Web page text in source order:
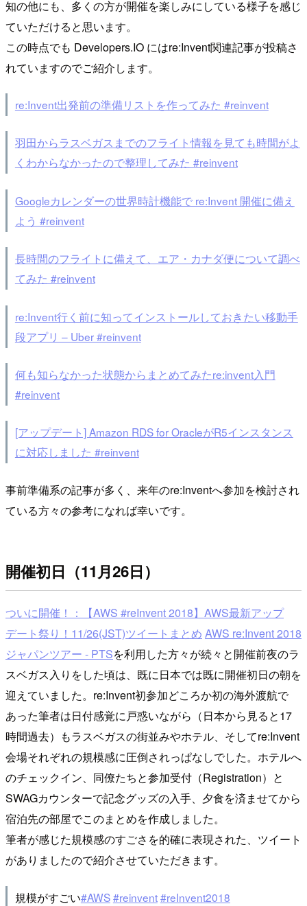
知の他にも、多くの方が開催を楽しみにしている様子を感じ
ていただけると思います。
この時点でも Developers.IO にはre:Invent関連記事が投稿さ
れていますのでご紹介します。
re:Invent出発前の準備リストを作ってみた #reinvent
羽田からラスベガスまでのフライト情報を見ても時間がよ
くわからなかったので整理してみた #reinvent
Googleカレンダーの世界時計機能で re:Invent 開催に備え
よう #reinvent
長時間のフライトに備えて、エア・カナダ便について調べ
てみた #reinvent
re:Invent行く前に知ってインストールしておきたい移動手
段アプリ – Uber #reinvent
何も知らなかった状態からまとめてみたre:invent入門
#reinvent
[アップデート] Amazon RDS for OracleがR5インスタンス
に対応しました #reinvent
事前準備系の記事が多く、来年のre:Inventへ参加を検討され
ている方々の参考になれば幸いです。
開催初日（11月26日）
ついに開催！：【AWS #reInvent 2018】AWS最新アップ
デート祭り！11/26(JST)ツイートまとめ AWS re:Invent 2018
ジャパンツアー - PTSを利用した方々が続々と開催前夜のラ
スベガス入りをした頃は、既に日本では既に開催初日の朝を
迎えていました。re:Invent初参加どころか初の海外渡航で
あった筆者は日付感覚に戸惑いながら（日本から見ると17
時間過去）もラスベガスの街並みやホテル、そしてre:Invent
会場それぞれの規模感に圧倒されっぱなしでした。ホテルへ
のチェックイン、同僚たちと参加受付（Registration）と
SWAGカウンターで記念グッズの入手、夕食を済ませてから
宿泊先の部屋でこのまとめを作成しました。
筆者が感じた規模感のすごさを的確に表現された、ツイート
がありましたので紹介させていただきます。
規模がすごい#AWS#reinvent#reInvent2018